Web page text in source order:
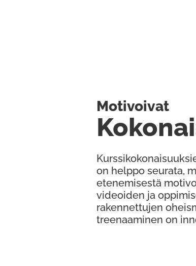
on helppo seurata,
etenemisestä
videoiden ja
rakennettujen
treenaaminen on
Motivoivat